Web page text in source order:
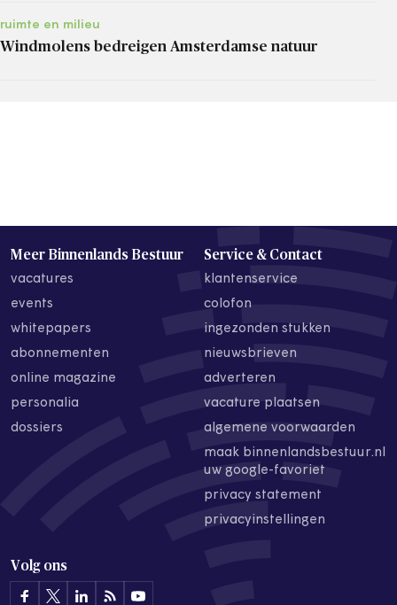
ruimte en milieu
Windmolens bedreigen Amsterdamse natuur
Meer Binnenlands Bestuur
vacatures
events
whitepapers
abonnementen
online magazine
personalia
dossiers
Service & Contact
klantenservice
colofon
ingezonden stukken
nieuwsbrieven
adverteren
vacature plaatsen
algemene voorwaarden
maak binnenlandsbestuur.nl
uw google-favoriet
privacy statement
privacyinstellingen
Volg ons